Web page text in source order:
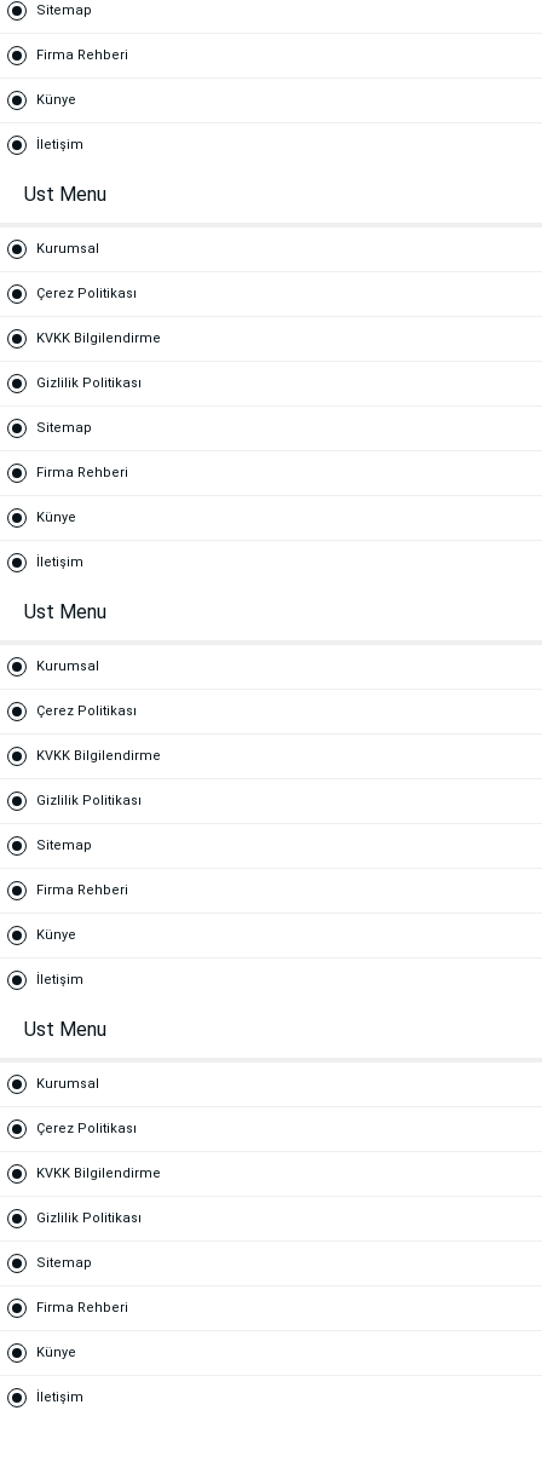
Sitemap
Firma Rehberi
Künye
İletişim
Ust Menu
Kurumsal
Çerez Politikası
KVKK Bilgilendirme
Gizlilik Politikası
Sitemap
Firma Rehberi
Künye
İletişim
Ust Menu
Kurumsal
Çerez Politikası
KVKK Bilgilendirme
Gizlilik Politikası
Sitemap
Firma Rehberi
Künye
İletişim
Ust Menu
Kurumsal
Çerez Politikası
KVKK Bilgilendirme
Gizlilik Politikası
Sitemap
Firma Rehberi
Künye
İletişim